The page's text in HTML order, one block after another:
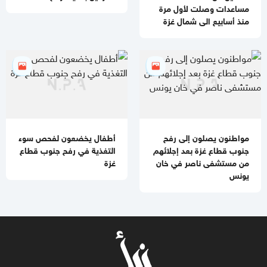
مصادر عسكرية: "إسرائيل" تقيّد الاغتيالات في غزة تمهيدًا لوقف
الهجمات 14 يومًا
مساعدات وصلت لأول مرة
منذ أسابيع الى شمال غزة
مواطنون يصلون إلى رفح
جنوب قطاع غزة بعد إجلائهم
من مستشفى ناصر في خان
يونس
أطفال يخضعون لفحص سوء
التغذية في رفح جنوب قطاع
غزة